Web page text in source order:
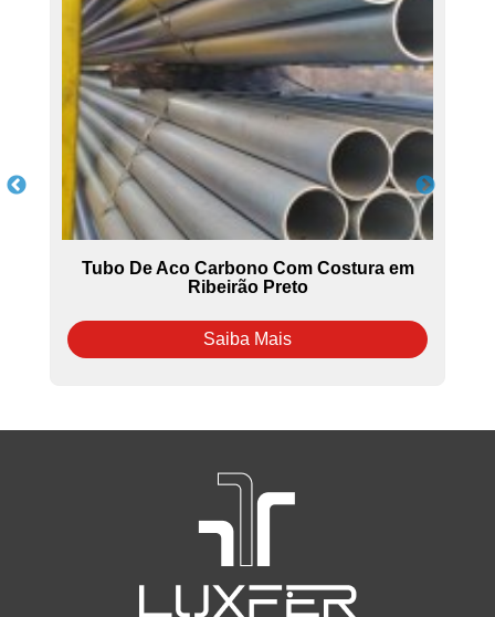
Tubo De Aco Carbono Com Costura em
Ribeirão Preto
Saiba Mais